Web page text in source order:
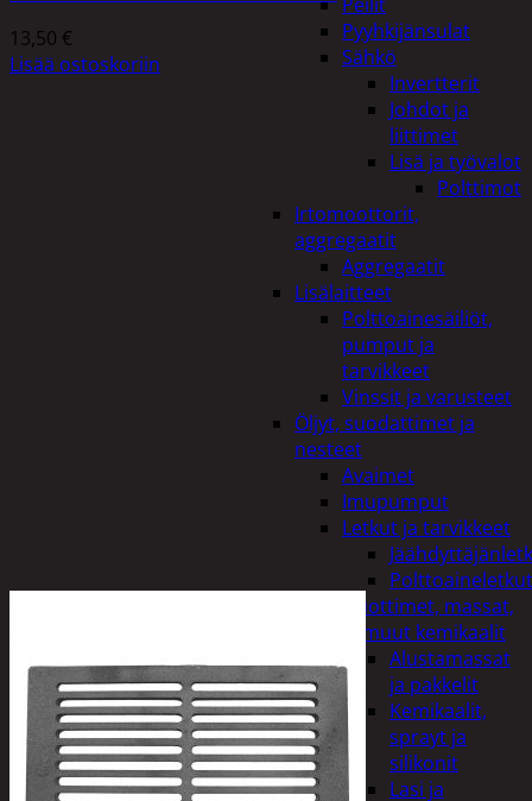
Pyyhkijänsulat
Sähkö
Invertterit
Johdot ja
liittimet
Lisä ja työvalot
Polttimot
Irtomoottorit,
aggregaatit
Aggregaatit
Lisälaitteet
Polttoainesäiliöt,
pumput ja
tarvikkeet
Vinssit ja varusteet
Öljyt, suodattimet ja
nesteet
Avaimet
Imupumput
Letkut ja tarvikkeet
Polttoaineletkut
Liuottimet, massat,
ja muut kemikaalit
Alustamassat
ja pakkelit
Kemikaalit,
sprayt ja
silikonit
Lasi ja
13,50 €
Lisää ostoskoriin